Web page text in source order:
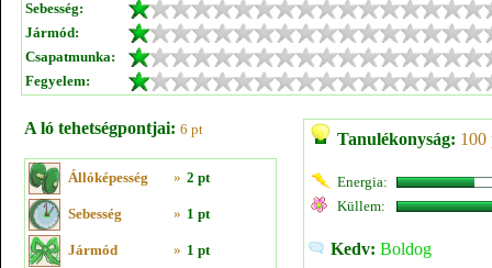
Sebesség:
Jármód:
Csapatmunka:
Fegyelem:
A ló tehetségpontjai: 6 pt
Állóképesség » 2 pt
Sebesség » 1 pt
Jármód » 1 pt
Tanulékonyság: 100
Energia:
Küllem:
Kedv: Boldog